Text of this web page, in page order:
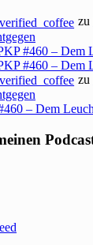
zu
#460 – Dem
#460 – Dem
zu
– Dem